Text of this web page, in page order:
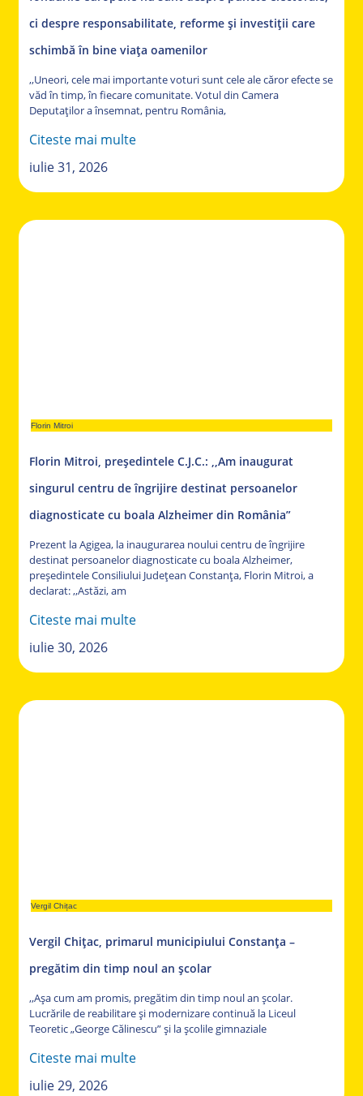
ci despre responsabilitate, reforme și investiții care
schimbă în bine viața oamenilor
,,Uneori, cele mai importante voturi sunt cele ale căror efecte se
văd în timp, în fiecare comunitate. Votul din Camera
Deputaților a însemnat, pentru România,
Citeste mai multe
iulie 31, 2026
Florin Mitroi
Florin Mitroi, președintele C.J.C.: ,,Am inaugurat
singurul centru de îngrijire destinat persoanelor
diagnosticate cu boala Alzheimer din România”
Prezent la Agigea, la inaugurarea noului centru de îngrijire
destinat persoanelor diagnosticate cu boala Alzheimer,
președintele Consiliului Județean Constanța, Florin Mitroi, a
declarat: ,,Astăzi, am
Citeste mai multe
iulie 30, 2026
Vergil Chițac
Vergil Chițac, primarul municipiului Constanța –
pregătim din timp noul an școlar
,,Așa cum am promis, pregătim din timp noul an școlar.
Lucrările de reabilitare și modernizare continuă la Liceul
Teoretic „George Călinescu” și la școlile gimnaziale
Citeste mai multe
iulie 29, 2026